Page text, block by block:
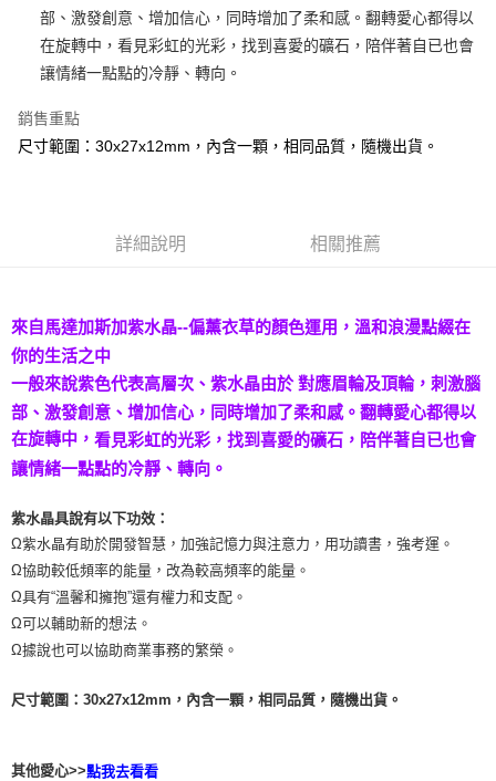
悠遊付
ATM付款
全家取貨付款
每筆NT$80，滿NT$3,000(含以上)免運費
每筆NT$80，滿NT$3,000(含以上)免運費
郵局幫你送（離島）
每筆NT$80，滿NT$3,000(含以上)免運費
付款後門市自取
免運費
部、激發創意、增加信心，同時增加了柔和感。翻轉愛心都得以
在旋轉中，看見彩虹的光彩，找到喜愛的礦石，陪伴著自已也會
讓情緒一點點的冷靜、轉向。
銷售重點
尺寸範圍：30x27x12mm，內含一顆，相同品質，隨機出貨。
詳細說明 相關推薦
來自馬達加斯加紫水晶--偏薰衣草的顏色運用，溫和浪漫點綴在
你的生活之中
一般來說紫色代表高層次、紫水晶由於 對應眉輪及頂輪，刺激腦
部、激發創意、增加信心，同時增加了柔和感。翻轉愛心都得以
在旋轉中， 看見彩虹的光彩，找到喜愛的礦石，陪伴著自已也會
讓情緒一點點的冷靜、轉向。
紫水晶具說有以下功效：
Ω紫水晶有助於開發智慧，加強記憶力與注意力，用功讀書，強考運。
Ω協助較低頻率的能量，改為較高頻率的能量。
Ω具有“溫馨和擁抱”還有權力和支配。
Ω可以輔助新的想法。
Ω據說也可以協助商業事務的繁榮。
尺寸範圍：30x27x12mm，內含一顆，相同品質，隨機出貨。
其他愛心>>點我去看看